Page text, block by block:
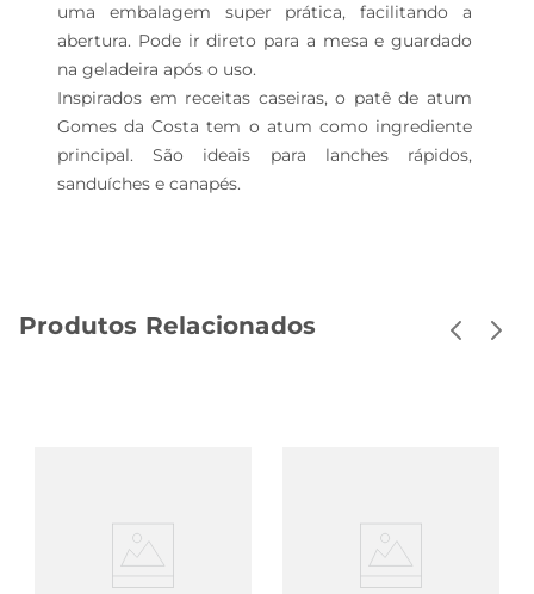
uma embalagem super prática, facilitando a
abertura. Pode ir direto para a mesa e guardado
na geladeira após o uso.
Inspirados em receitas caseiras, o patê de atum
Gomes da Costa tem o atum como ingrediente
principal. São ideais para lanches rápidos,
sanduíches e canapés.
Produtos Relacionados